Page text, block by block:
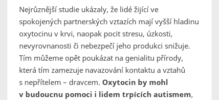
Nejrůznější studie ukázaly, že lidé žijící ve
spokojených partnerských vztazích mají vyšší hladinu
oxytocinu v krvi, naopak pocit stresu, úzkosti,
nevyrovnanosti či nebezpečí jeho produkci snižuje.
Tím můžeme opět poukázat na genialitu přírody,
která tím zamezuje navazování kontaktu a vztahů
s nepřítelem – dravcem. Oxytocin by mohl
v budoucnu pomoci i lidem trpících autismem,